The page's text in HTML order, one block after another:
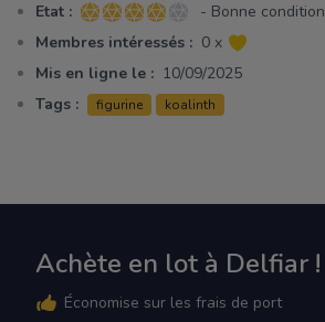
Etat : 4 sur 5 étoiles
- Bonne condition
Membres intéressés : 0 x
Mis en ligne le : 10/09/2025
Tags :
figurine koalinth
Achète en lot à Delfiar !
Économise sur les frais de port